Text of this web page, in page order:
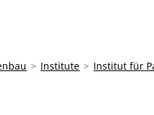
Institute
Institut für